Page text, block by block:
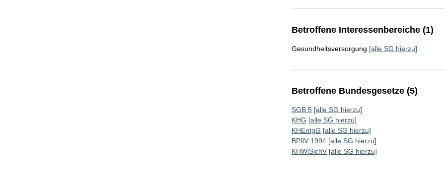
Betroffene Interessenbereiche (1)
Gesundheitsversorgung [alle SG hierzu]
Betroffene Bundesgesetze (5)
SGB 5 [alle SG hierzu]
KHG [alle SG hierzu]
KHEntgG [alle SG hierzu]
BPflV 1994 [alle SG hierzu]
KHWiSichV [alle SG hierzu]